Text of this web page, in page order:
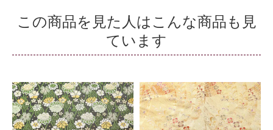
商品の購入等において、クレジットカード等による代金決済
を行う場合に、クレジットカード等の有効性を確認するため
商品の発送、メールマガジンの配信にお客様の個人情報を利
用いたします。
上記以外の目的でお客様の了承なく、お客様の個人情報を利
この商品を見た人はこんな商品も見
ています